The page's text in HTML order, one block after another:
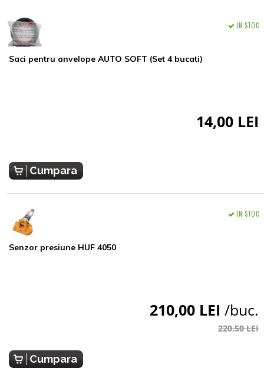
Saci pentru anvelope AUTO SOFT (Set 4 bucati)
IN STOC
14,00 LEI
Cumpara
Senzor presiune HUF 4050
IN STOC
210,00 LEI /buc.
220,50 LEI
Cumpara